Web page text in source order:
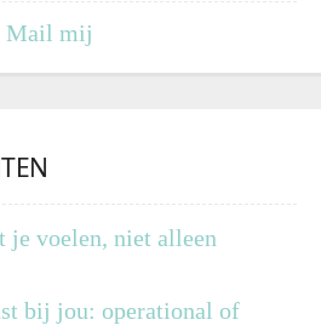
Mail mij
je voelen, niet alleen
bij jou: operational of